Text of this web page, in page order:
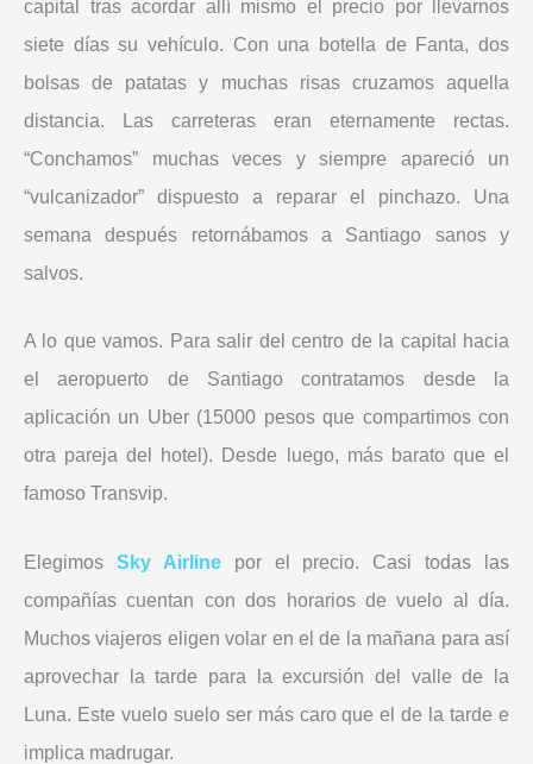
capital tras acordar allí mismo el precio por llevarnos
siete días su vehículo. Con una botella de Fanta, dos
bolsas de patatas y muchas risas cruzamos aquella
distancia. Las carreteras eran eternamente rectas.
“Conchamos” muchas veces y siempre apareció un
“vulcanizador” dispuesto a reparar el pinchazo. Una
semana después retornábamos a Santiago sanos y
salvos.
A lo que vamos. Para salir del centro de la capital hacia
el aeropuerto de Santiago contratamos desde la
aplicación un Uber (15000 pesos que compartimos con
otra pareja del hotel). Desde luego, más barato que el
famoso Transvip.
Elegimos Sky Airlinepor el precio. Casi todas las
compañías cuentan con dos horarios de vuelo al día.
Muchos viajeros eligen volar en el de la mañana para así
aprovechar la tarde para la excursión del valle de la
Luna. Este vuelo suelo ser más caro que el de la tarde e
implica madrugar.